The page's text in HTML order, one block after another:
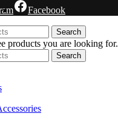
Facebook
Search
products you are looking for.
Search